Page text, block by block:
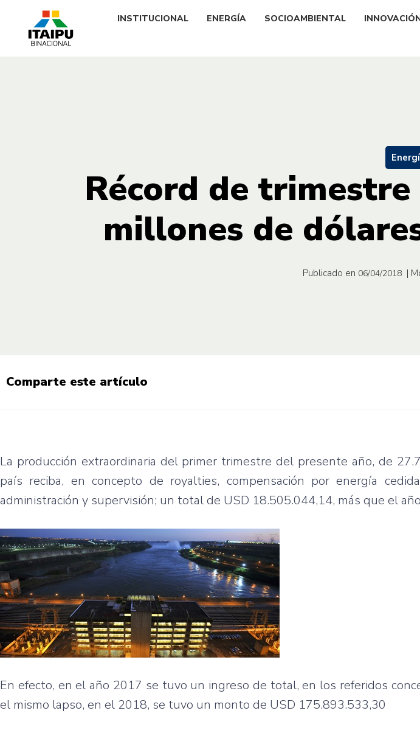
INSTITUCIONAL ENERGÍA SOCIOAMBIENTAL
Récord de
millones de
Publicado en 06/04/2018 |
Comparte este artículo
La producción extraordinaria del primer trimestre del presente año, de
país reciba, en concepto de royalties, compensación por energía
administración y supervisión; un total de USD 18.505.044,14, más que el
En efecto, en el año 2017 se tuvo un ingreso de total, en los referidos
el mismo lapso, en el 2018, se tuvo un monto de USD 175.893.533,30